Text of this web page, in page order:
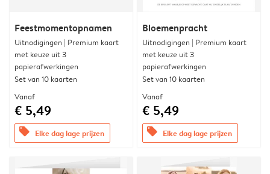
Feestmomentopnamen
Uitnodigingen | Premium kaart
met keuze uit 3
papierafwerkingen
Set van 10 kaarten
Vanaf
€ 5,49
offers Elke dag lage prijzen
Bloemenpracht
Uitnodigingen | Premium kaart
met keuze uit 3
papierafwerkingen
Set van 10 kaarten
Vanaf
€ 5,49
offers Elke dag lage prijzen